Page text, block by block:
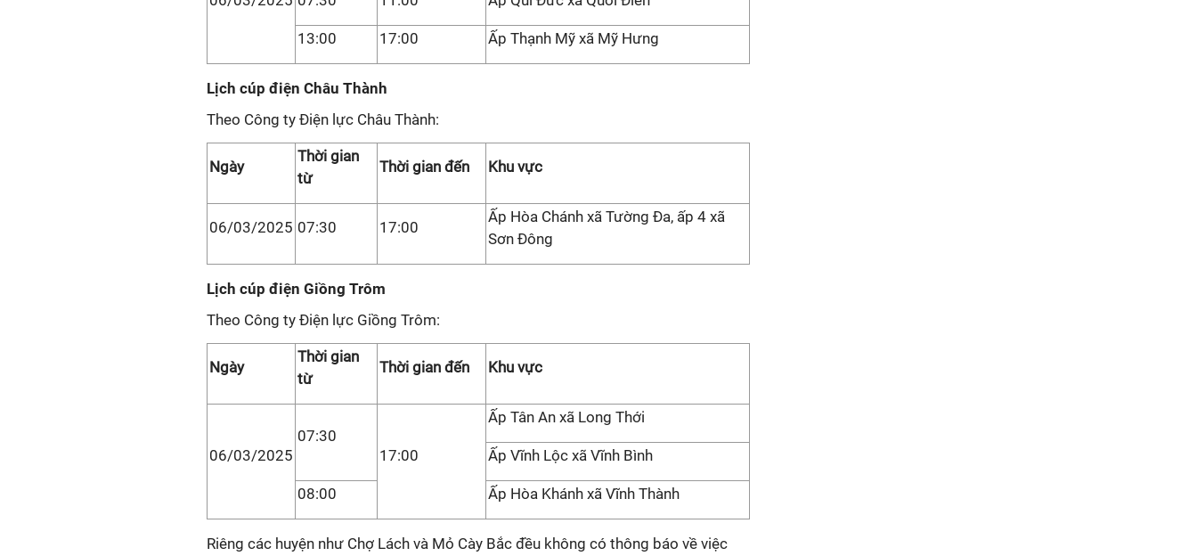
13:00 17:00 Ấp Thạnh Mỹ xã Mỹ Hưng
Lịch cúp điện Châu Thành
Theo Công ty Điện lực Châu Thành:
Ngày
Thời gian
từ
Thời gian đến Khu vực
06/03/2025 07:30 17:00
Ấp Hòa Chánh xã Tường Đa, ấp 4 xã
Sơn Đông
Lịch cúp điện Giồng Trôm
Theo Công ty Điện lực Giồng Trôm:
Ngày
Thời gian
từ
Thời gian đến Khu vực
06/03/2025
07:30
17:00
Ấp Tân An xã Long Thới
Ấp Vĩnh Lộc xã Vĩnh Bình
08:00 Ấp Hòa Khánh xã Vĩnh Thành
Riêng các huyện như Chợ Lách và Mỏ Cày Bắc đều không có thông báo về việc